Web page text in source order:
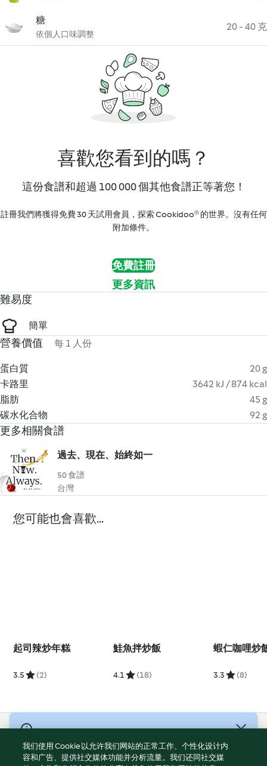
糖
依個人口味調整
20 - 40 克
喜歡您看到的嗎？
這份食譜和超過 100 000 個其他食譜正等著您！
註冊我們將獲得免費 30 天試用會員，探索 Cookidoo® 的世界。沒有任何
附加條件。
免費註冊
更多資訊
難易度
簡單
營養價值 每 1 人份
蛋白質
20 g
卡路里
3642 kJ / 874 kcal
脂肪
45 g
碳水化合物
92 g
更多相關食譜
過去、現在、始終如一
50 食譜
台灣
您可能也會喜歡...
起司辣炒年糕
3.5 (2)
鮭魚拌炒飯
4.1 (18)
蝦仁咖哩炒
3.3 (8)
服務條款
我们使用 Cookie 以允许我们网站的正常工作、个性化设计内
容和广告、提供社交媒体功能并分析流量。我们还同社交媒